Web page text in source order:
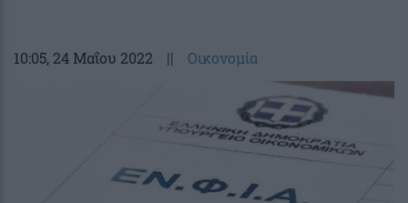
10:05, 24 Μαΐου 2022 || Οικονομία